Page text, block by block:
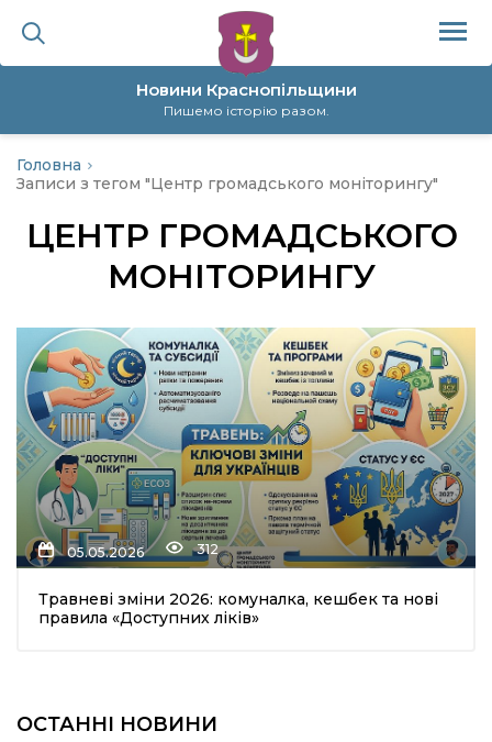
Новини Краснопільщини
Пишемо історію разом.
політика
Головна
Записи з тегом "Центр громадського моніторингу"
ЦЕНТР ГРОМАДСЬКОГО
МОНІТОРИНГУ
05.05.2026 312
Травневі зміни 2026: комуналка, кешбек та нові
правила «Доступних ліків»
ОСТАННІ НОВИНИ